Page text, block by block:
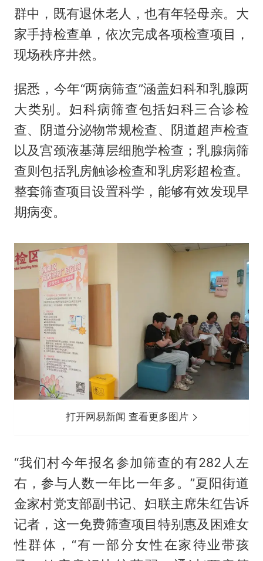
群中，既有退休老人，也有年轻母亲。大
家手持检查单，依次完成各项检查项目，
现场秩序井然。
据悉，今年“两病筛查”涵盖妇科和乳腺两
大类别。妇科病筛查包括妇科三合诊检
查、阴道分泌物常规检查、阴道超声检查
以及宫颈液基薄层细胞学检查；乳腺病筛
查则包括乳房触诊检查和乳房彩超检查。
整套筛查项目设置科学，能够有效发现早
期病变。
打开网易新闻 查看更多图片
“我们村今年报名参加筛查的有282人左
右，参与人数一年比一年多。”夏阳街道
金家村党支部副书记、妇联主席朱红告诉
记者，这一免费筛查项目特别惠及困难女
性群体，“有一部分女性在家待业带孩